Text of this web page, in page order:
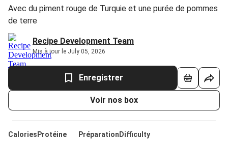
Avec du piment rouge de Turquie et une purée de pommes
de terre
Recipe Development Team
Mis à jour le July 05, 2026
Enregistrer
Voir nos box
Calories Protéine
Préparation Difficulty